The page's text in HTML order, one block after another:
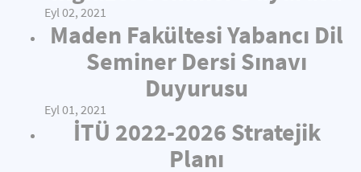
Eyl 02, 2021
Maden Fakültesi Yabancı Dil
Seminer Dersi Sınavı
Duyurusu
Eyl 01, 2021
İTÜ 2022-2026 Stratejik
Planı